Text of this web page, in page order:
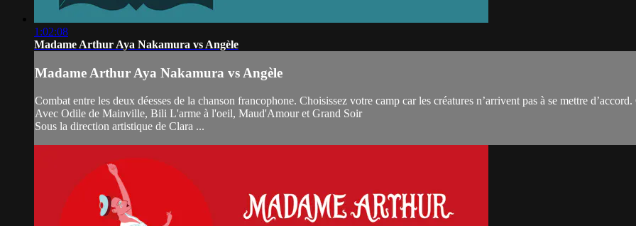
1:02:08
Madame Arthur Aya Nakamura vs Angèle
Madame Arthur Aya Nakamura vs Angèle
Combat entre les deux déesses de la chanson francophone. Choisissez votre camp car les créatures n’arrivent pas à se mettre
Avec Odile de Mainville, Bili L'arme à l'oeil, Maud'Amour et Grand Soir
Sous la direction artistique de Clara ...